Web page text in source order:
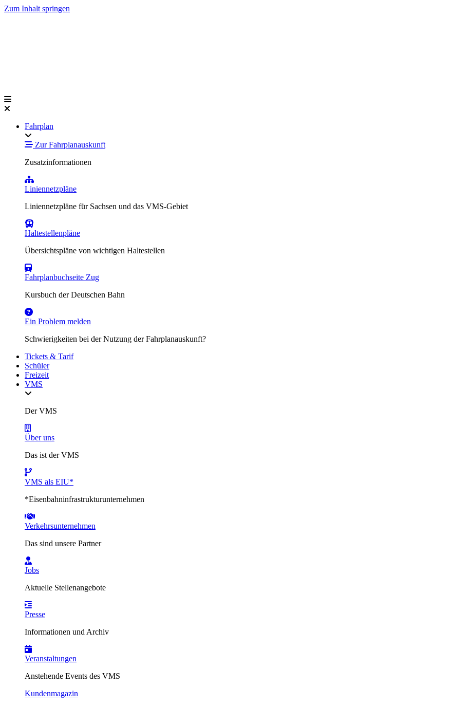
Zum Inhalt springen
Fahrplan
Zur Fahrplanauskunft
Zusatzinformationen
Liniennetzpläne
Liniennetzpläne für Sachsen und das VMS-Gebiet
Haltestellenpläne
Übersichtspläne von wichtigen Haltestellen
Fahrplanbuchseite Zug
Kursbuch der Deutschen Bahn
Ein Problem melden
Schwierigkeiten bei der Nutzung der Fahrplanauskunft?
Tickets & Tarif
Schüler
Freizeit
VMS
Der VMS
Über uns
Das ist der VMS
VMS als EIU*
*Eisenbahninfrastrukturunternehmen
Verkehrsunternehmen
Das sind unsere Partner
Jobs
Aktuelle Stellenangebote
Presse
Informationen und Archiv
Veranstaltungen
Anstehende Events des VMS
Kundenmagazin